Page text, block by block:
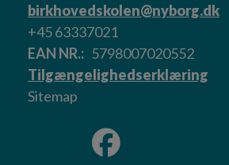
birkhovedskolen@nyborg.dk
+45 63337021
EAN NR.
5798007020552
Tilgængelighedserklæring
Sitemap